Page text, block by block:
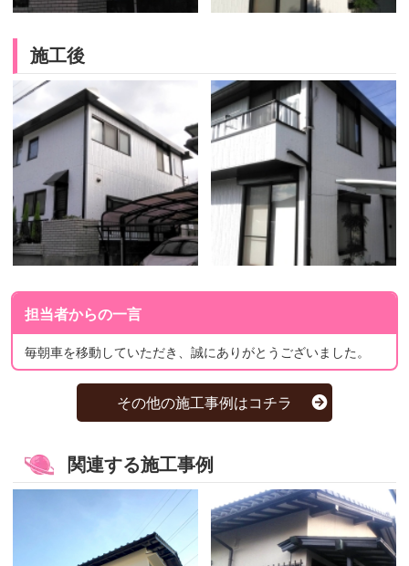
施工後
担当者からの一言
毎朝車を移動していただき、誠にありがとうございました。
その他の施工事例はコチラ
関連する施工事例